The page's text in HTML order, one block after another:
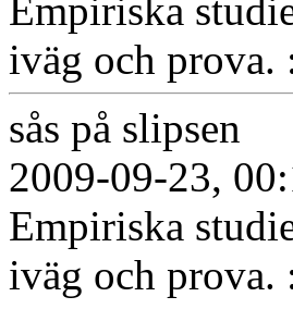
Empiriska
iväg och prova.
sås på slipsen
2009-09-23,
Empiriska
iväg och prova.